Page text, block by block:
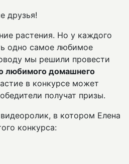
друзья!
растения. Но у каждого
одно самое любимое
мы решили провести
любимого домашнего
в конкурсе может
получат призы.
в котором Елена
конкурса: